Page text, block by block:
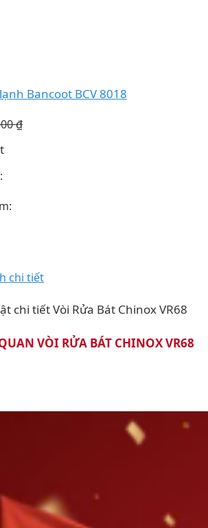
Bancoot BCV 8018
₫
chi tiết
chi tiết Vòi Rửa Bát Chinox VR68
VÒI RỬA BÁT CHINOX VR68